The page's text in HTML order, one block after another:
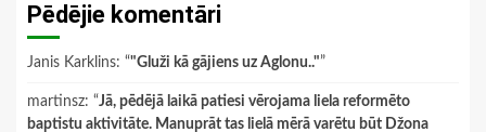
Pēdējie komentāri
Janis Karklins: “"Gluži kā gājiens uz Aglonu.."”
martinsz: “Jā, pēdējā laikā patiesi vērojama liela reformēto
baptistu aktivitāte. Manuprāt tas lielā mērā varētu būt Džona